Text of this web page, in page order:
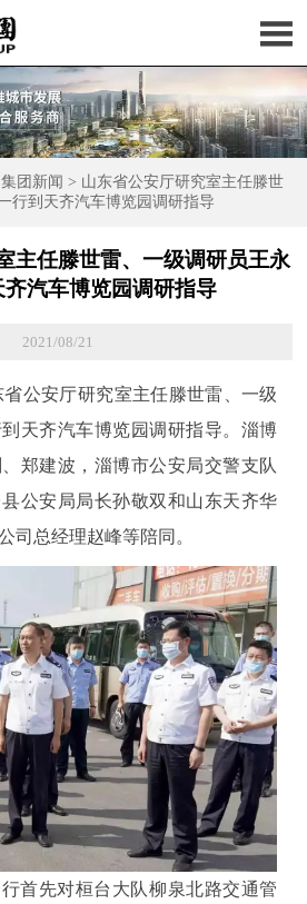

集团新闻 > 山东省公安厅研究室主任滕世
行到天齐汽车博览园调研指导
主任滕世雷、一级调研员王永
汽车博览园调研指导
2021/08/21
省公安厅研究室主任滕世雷、一级
天齐汽车博览园调研指导。淄博
郑建波，淄博市公安局交警支队
公安局局长孙敬双和山东天齐华
司总经理赵峰等陪同。
首先对桓台大队柳泉北路交通管